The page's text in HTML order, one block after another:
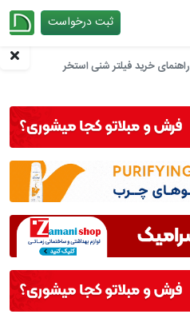
ثبت درخواست
راهنمای خرید فیلتر شنی استخر